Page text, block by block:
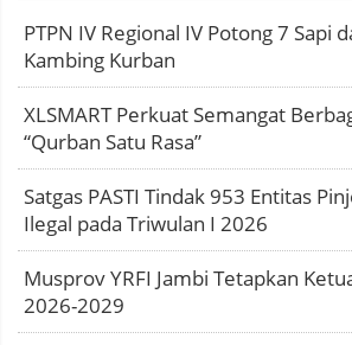
PTPN IV Regional IV Potong 7 Sapi
Kambing Kurban
XLSMART Perkuat Semangat
“Qurban Satu Rasa”
Satgas PASTI Tindak 953 Entitas
Ilegal pada Triwulan I 2026
Musprov YRFI Jambi Tetapkan
2026-2029